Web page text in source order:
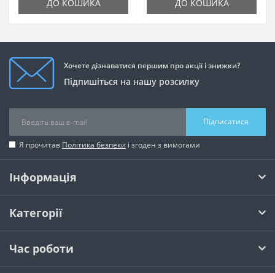
ДО КОШИКА ДО КОШИКА
Хочете дізнаватися першим про акції і знижки?
Підпишіться на нашу розсилку
Підписатися
Я прочитав Політика безпеки і згоден з вимогами
Інформація
Категорії
Час роботи